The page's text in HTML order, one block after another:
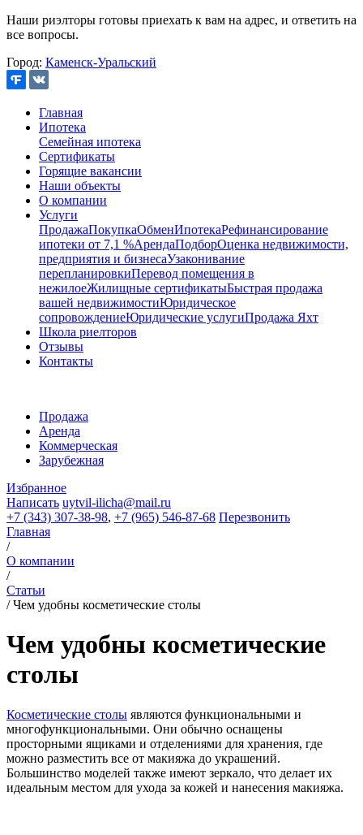
Наши риэлторы готовы приехать к вам на адрес, и ответить на
все вопросы.
Город: Каменск-Уральский
Главная
Ипотека
Семейная ипотека
Сертификаты
Горящие вакансии
Наши объекты
О компании
Услуги
ПродажаПокупкаОбменИпотекаРефинансирование
ипотеки от 7,1 %АрендаПодборОценка недвижимости,
предприятия и бизнесаУзаконивание
перепланировкиПеревод помещения в
нежилоеЖилищные сертификатыБыстрая продажа
вашей недвижимостиЮридическое
сопровождениеЮридические услугиПродажа Яхт
Школа риелторов
Отзывы
Контакты
Продажа
Аренда
Коммерческая
Зарубежная
Избранное
Написать uytvil-ilicha@mail.ru
+7 (343) 307-38-98, +7 (965) 546-87-68 Перезвонить
Главная
/
О компании
/
Статьи
/Чем удобны косметические столы
Чем удобны косметические
столы
Косметические столы являются функциональными и
многофункциональными. Они обычно оснащены
просторными ящиками и отделениями для хранения, где
можно разместить все от макияжа до украшений.
Большинство моделей также имеют зеркало, что делает их
идеальным местом для ухода за кожей и нанесения макияжа.